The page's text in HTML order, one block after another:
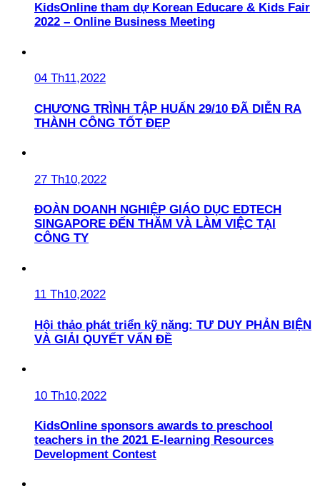
KidsOnline tham dự Korean Educare & Kids Fair
2022 – Online Business Meeting
04 Th11,2022
CHƯƠNG TRÌNH TẬP HUẤN 29/10 ĐÃ DIỄN RA
THÀNH CÔNG TỐT ĐẸP
27 Th10,2022
ĐOÀN DOANH NGHIỆP GIÁO DỤC EDTECH
SINGAPORE ĐẾN THĂM VÀ LÀM VIỆC TẠI
CÔNG TY
11 Th10,2022
Hội thảo phát triển kỹ năng: TƯ DUY PHẢN BIỆN
VÀ GIẢI QUYẾT VẤN ĐỀ
10 Th10,2022
KidsOnline sponsors awards to preschool
teachers in the 2021 E-learning Resources
Development Contest